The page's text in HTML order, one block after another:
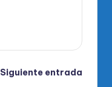
Siguiente entrada